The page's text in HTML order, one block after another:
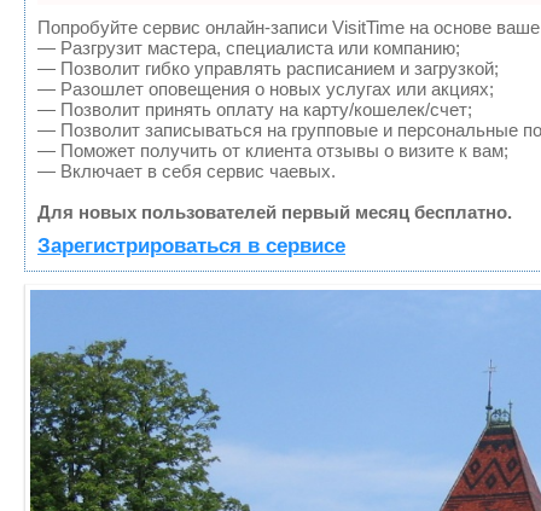
Попробуйте сервис онлайн-записи VisitTime на основе
— Разгрузит мастера, специалиста или компанию;
— Позволит гибко управлять расписанием и загрузкой;
— Разошлет оповещения о новых услугах или акциях;
— Позволит принять оплату на карту/кошелек/счет;
— Позволит записываться на групповые и персональные
— Поможет получить от клиента отзывы о визите к вам;
— Включает в себя сервис чаевых.
Для новых пользователей первый месяц бесплатно.
Зарегистрироваться в сервисе